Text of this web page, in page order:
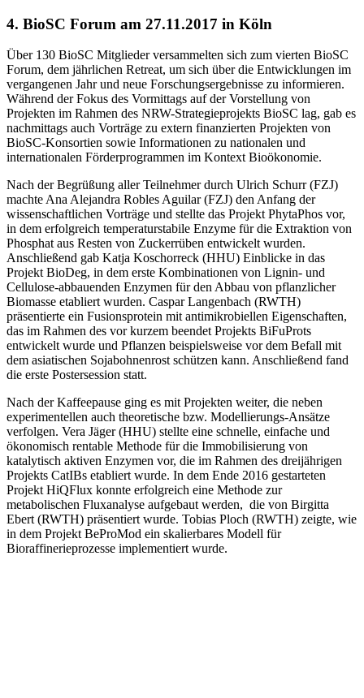
4. BioSC Forum am 27.11.2017 in Köln
Über 130 BioSC Mitglieder versammelten sich zum vierten BioSC
Forum, dem jährlichen Retreat, um sich über die Entwicklungen im
vergangenen Jahr und neue Forschungsergebnisse zu informieren.
Während der Fokus des Vormittags auf der Vorstellung von
Projekten im Rahmen des NRW-Strategieprojekts BioSC lag, gab es
nachmittags auch Vorträge zu extern finanzierten Projekten von
BioSC-Konsortien sowie Informationen zu nationalen und
internationalen Förderprogrammen im Kontext Bioökonomie.
Nach der Begrüßung aller Teilnehmer durch Ulrich Schurr (FZJ)
machte Ana Alejandra Robles Aguilar (FZJ) den Anfang der
wissenschaftlichen Vorträge und stellte das Projekt PhytaPhos vor,
in dem erfolgreich temperaturstabile Enzyme für die Extraktion von
Phosphat aus Resten von Zuckerrüben entwickelt wurden.
Anschließend gab Katja Koschorreck (HHU) Einblicke in das
Projekt BioDeg, in dem erste Kombinationen von Lignin- und
Cellulose-abbauenden Enzymen für den Abbau von pflanzlicher
Biomasse etabliert wurden. Caspar Langenbach (RWTH)
präsentierte ein Fusionsprotein mit antimikrobiellen Eigenschaften,
das im Rahmen des vor kurzem beendet Projekts BiFuProts
entwickelt wurde und Pflanzen beispielsweise vor dem Befall mit
dem asiatischen Sojabohnenrost schützen kann. Anschließend fand
die erste Postersession statt.
Nach der Kaffeepause ging es mit Projekten weiter, die neben
experimentellen auch theoretische bzw. Modellierungs-Ansätze
verfolgen. Vera Jäger (HHU) stellte eine schnelle, einfache und
ökonomisch rentable Methode für die Immobilisierung von
katalytisch aktiven Enzymen vor, die im Rahmen des dreijährigen
Projekts CatIBs etabliert wurde. In dem Ende 2016 gestarteten
Projekt HiQFlux konnte erfolgreich eine Methode zur
metabolischen Fluxanalyse aufgebaut werden, die von Birgitta
Ebert (RWTH) präsentiert wurde. Tobias Ploch (RWTH) zeigte, wie
in dem Projekt BeProMod ein skalierbares Modell für
Bioraffinerieprozesse implementiert wurde.